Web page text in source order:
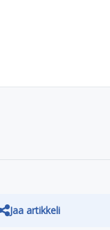
Jaa artikkeli